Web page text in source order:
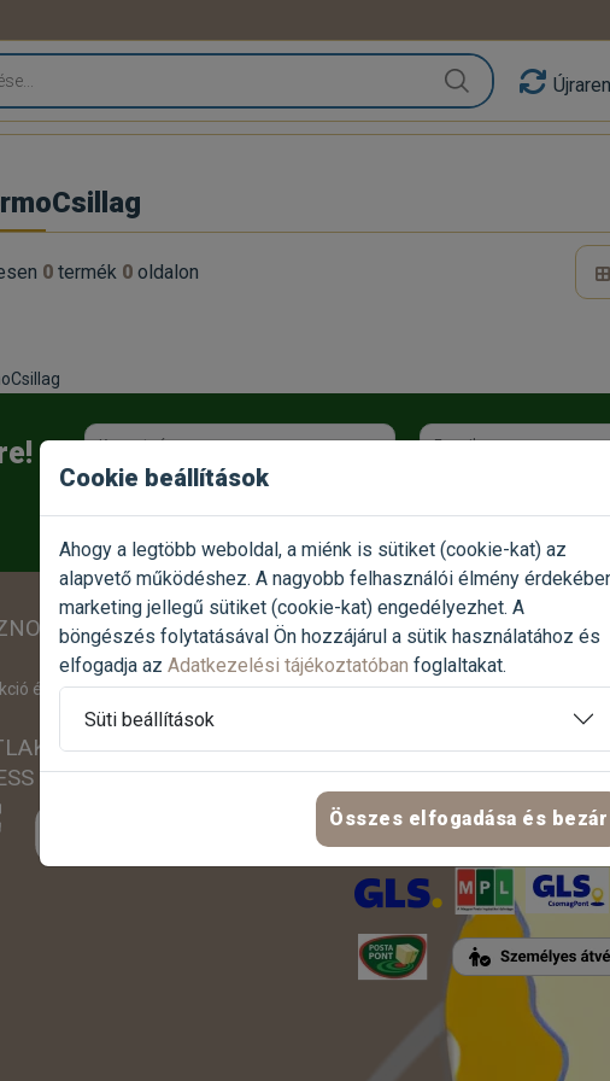
0 termék 0 oldalon
Keresztnév E-mail
LINKEK
értesítő
HOZZÁNK ÉS
MINKET!
FIZETÉSI MÓDOK
SZÁLLÍTÁS
Cookie beállítások
Ahogy a legtöbb weboldal, a miénk is sütiket (cookie-kat) az
alapvető működéshez. A nagyobb felhasználói élmény
marketing jellegű sütiket (cookie-kat) engedélyezhet. A
böngészés folytatásával Ön hozzájárul a sütik használatához és
elfogadja az Adatkezelési tájékoztatóban foglaltakat.
Süti beállítások
Összes elfogadása és bezár